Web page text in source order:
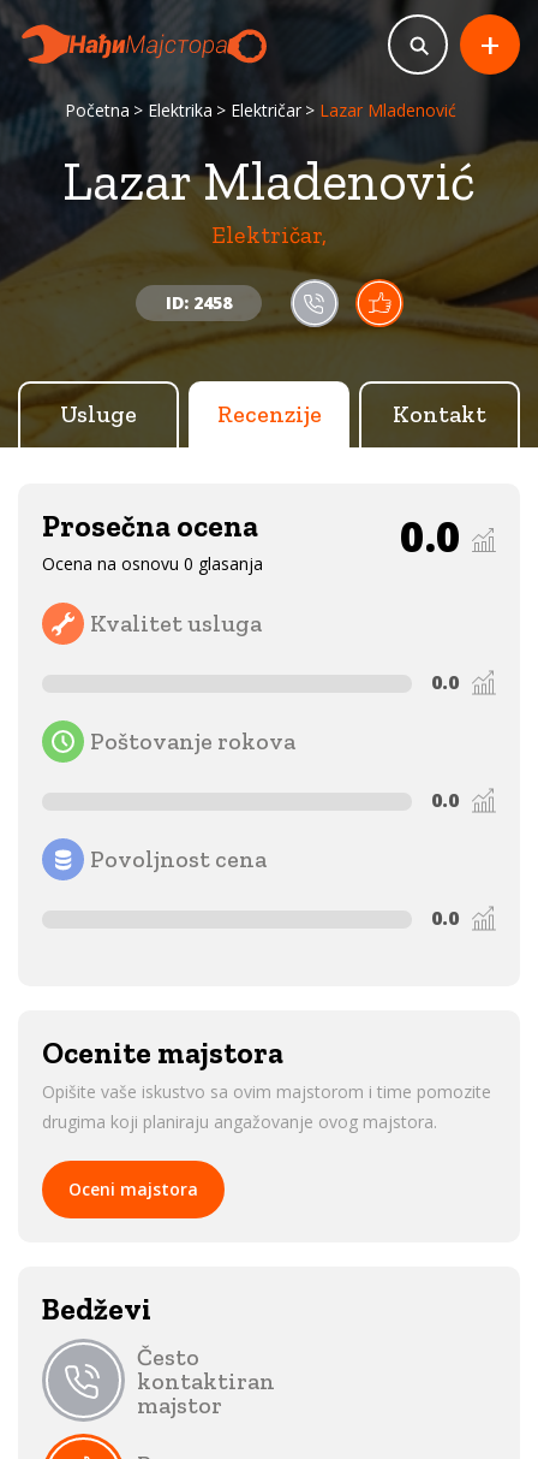
Početna Elektrika Električar Lazar Mladenović
Lazar Mladenović
Električar,
ID: 2458
+
Usluge Recenzije Kontakt
Prosečna ocena
Ocena na osnovu 0 glasanja 0.0
Kvalitet usluga
0.0
Poštovanje rokova
0.0
Povoljnost cena
0.0
Ocenite majstora
Opišite vaše iskustvo sa ovim majstorom i time pomozite
drugima koji planiraju angažovanje ovog majstora.
Oceni majstora
Bedževi
Često
kontaktiran
majstor